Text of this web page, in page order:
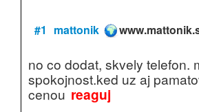
#1 mattonik
no co dodat, skvely telefon.
spokojnost.ked uz aj
cenou reaguj